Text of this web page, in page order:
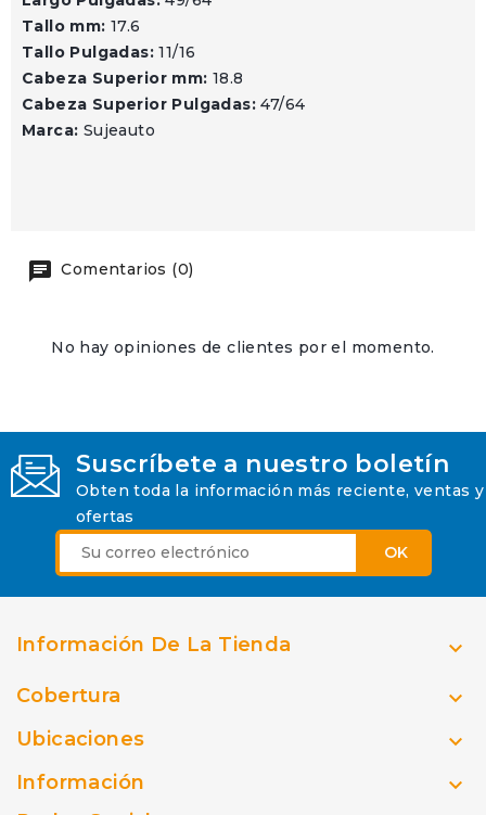
Tallo mm: 17.6
Tallo Pulgadas:11/16
Cabeza Superior mm: 18.8
Cabeza Superior Pulgadas:47/64
Marca: Sujeauto
Comentarios (0)
No hay opiniones de clientes por el momento.
Suscríbete a nuestro boletín
Obten toda la información más reciente, ventas y
ofertas
Información De La Tienda 
Cobertura 
Ubicaciones 
Información 